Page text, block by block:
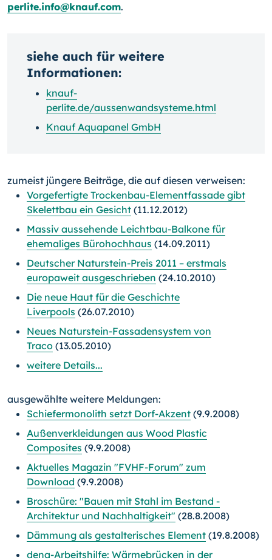
perlite.info@knauf.com.
siehe auch für weitere
Informationen:
knauf-
perlite.de/aussenwandsysteme.html
Knauf Aquapanel GmbH
zumeist jüngere Beiträge, die auf diesen verweisen:
Vorgefertigte Trockenbau-Elementfassade gibt
Skelettbau ein Gesicht (11.12.2012)
Massiv aussehende Leichtbau-Balkone für
ehemaliges Bürohochhaus (14.09.2011)
Deutscher Naturstein-Preis 2011 – erstmals
europaweit ausgeschrieben (24.10.2010)
Die neue Haut für die Geschichte
Liverpools (26.07.2010)
Neues Naturstein-Fassadensystem von
Traco (13.05.2010)
weitere Details...
ausgewählte weitere Meldungen:
Schiefermonolith setzt Dorf-Akzent (9.9.2008)
Außenverkleidungen aus Wood Plastic
Composites (9.9.2008)
Aktuelles Magazin "FVHF-Forum" zum
Download (9.9.2008)
Broschüre: "Bauen mit Stahl im Bestand -
Architektur und Nachhaltigkeit" (28.8.2008)
Dämmung als gestalterisches Element (19.8.2008)
dena-Arbeitshilfe: Wärmebrücken in der